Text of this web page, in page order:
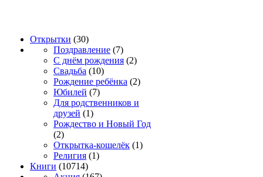
Открытки (30)
Поздравление (7)
С днём рождения (2)
Свадьба (10)
Рождение ребёнка (2)
Юбилей (7)
Для родственников и
друзей (1)
Рождество и Новый Год
(2)
Открытка-кошелёк (1)
Религия (1)
Книги (10714)